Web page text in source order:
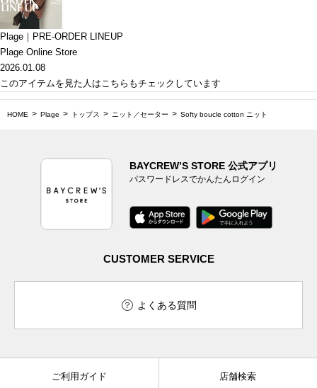
Plage｜PRE-ORDER LINEUP
Plage Online Store
2026.01.08
このアイテムを見た人はこちらもチェックしています
HOME Plage トップス ニット／セーター Softy boucle cotton ニット
BAYCREW’S STORE 公式アプリ
パスワードレスでかんたんログイン
CUSTOMER SERVICE
よくある質問
ご利用ガイド 店舗検索